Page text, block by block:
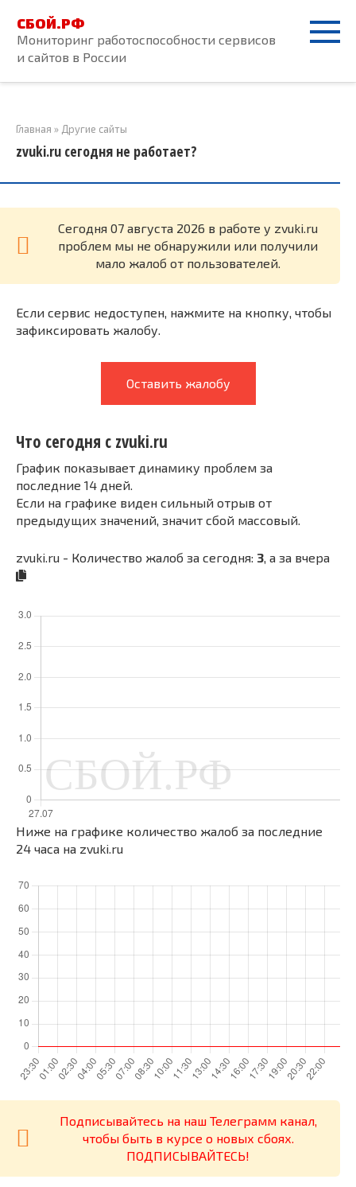
контенту
СБОЙ.РФ
Мониторинг работоспособности сервисов
и сайтов в России
Главная » Другие сайты
zvuki.ru сегодня не работает?
Cегодня 07 августа 2026 в работе у zvuki.ru
проблем мы не обнаружили или получили
мало жалоб от пользователей.
Если сервис недоступен, нажмите на кнопку, чтобы
зафиксировать жалобу.
Оставить жалобу
Что сегодня с zvuki.ru
График показывает динамику проблем за
последние 14 дней.
Если на графике виден сильный отрыв от
предыдущих значений, значит сбой массовый.
zvuki.ru - Количество жалоб за сегодня: 3 , а за вчера
Ниже на графике количество жалоб за последние
24 часа на zvuki.ru
Подписывайтесь на наш Телеграмм канал,
чтобы быть в курсе о новых сбоях.
ПОДПИСЫВАЙТЕСЬ!